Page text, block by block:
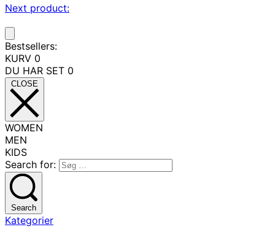
Next product:
Bestsellers:
KURV 0
DU HAR SET 0
CLOSE
WOMEN
MEN
KIDS
Search for:
Search
Kategorier